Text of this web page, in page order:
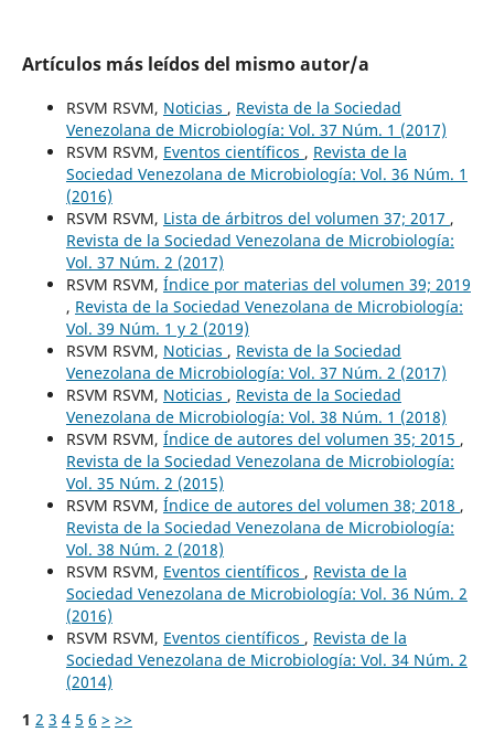
Artículos más leídos del mismo autor/a
RSVM RSVM, Noticias , Revista de la Sociedad
Venezolana de Microbiología: Vol. 37 Núm. 1 (2017)
RSVM RSVM, Eventos científicos , Revista de la
Sociedad Venezolana de Microbiología: Vol. 36 Núm. 1
(2016)
RSVM RSVM, Lista de árbitros del volumen 37; 2017 ,
Revista de la Sociedad Venezolana de Microbiología:
Vol. 37 Núm. 2 (2017)
RSVM RSVM, Índice por materias del volumen 39; 2019
, Revista de la Sociedad Venezolana de Microbiología:
Vol. 39 Núm. 1 y 2 (2019)
RSVM RSVM, Noticias , Revista de la Sociedad
Venezolana de Microbiología: Vol. 37 Núm. 2 (2017)
RSVM RSVM, Noticias , Revista de la Sociedad
Venezolana de Microbiología: Vol. 38 Núm. 1 (2018)
RSVM RSVM, Índice de autores del volumen 35; 2015 ,
Revista de la Sociedad Venezolana de Microbiología:
Vol. 35 Núm. 2 (2015)
RSVM RSVM, Índice de autores del volumen 38; 2018 ,
Revista de la Sociedad Venezolana de Microbiología:
Vol. 38 Núm. 2 (2018)
RSVM RSVM, Eventos científicos , Revista de la
Sociedad Venezolana de Microbiología: Vol. 36 Núm. 2
(2016)
RSVM RSVM, Eventos científicos , Revista de la
Sociedad Venezolana de Microbiología: Vol. 34 Núm. 2
(2014)
1 2 3 4 5 6 > >>